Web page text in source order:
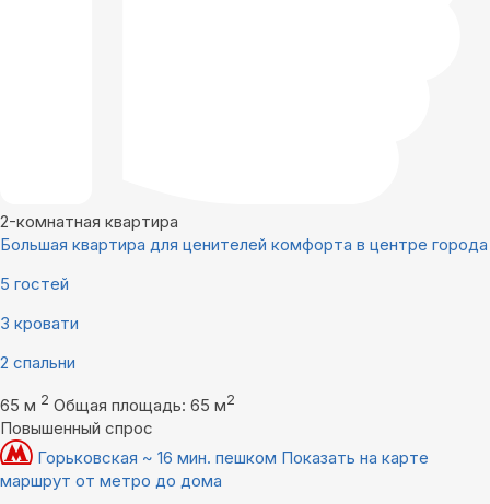
2-комнатная квартира
Большая квартира для ценителей комфорта в центре города
5 гостей
3 кровати
2 спальни
65 м 2 Общая площадь: 65 м2
Повышенный спрос
Горьковская ~ 16 мин. пешком Показать на карте
маршрут от метро до дома